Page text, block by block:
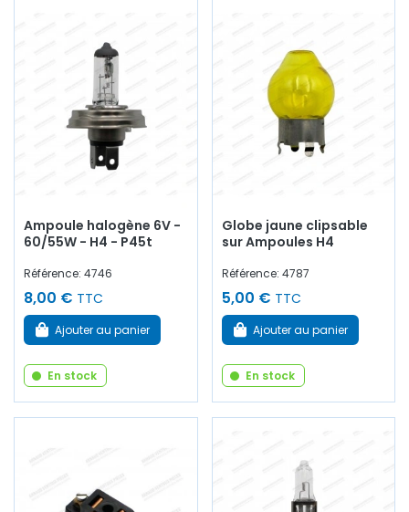
Ampoule halogène 6V -
60/55W - H4 - P45t
Référence: 4746
8,00 € TTC
Ajouter au panier
En stock
Globe jaune clipsable
sur Ampoules H4
Référence: 4787
5,00 € TTC
Ajouter au panier
En stock